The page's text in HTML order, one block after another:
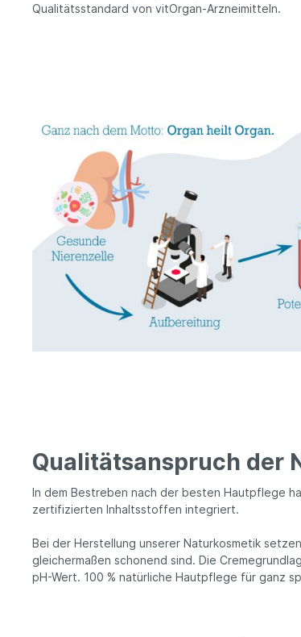
Qualitätsstandard von vitOrgan-Arzneimitteln.
Qualitätsanspruch der
In dem Bestreben nach der besten Hautpflege
zertifizierten Inhaltsstoffen integriert.
Bei der Herstellung unserer Naturkosmetik
gleichermaßen schonend sind. Die
pH-Wert. 100 % natürliche Hautpflege für ganz